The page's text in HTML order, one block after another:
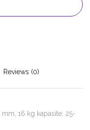
Reviews (0)
16 kg kapasite, 25-